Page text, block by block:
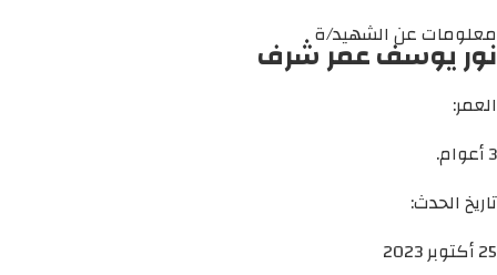
معلومات عن الشهيد/ة
نور يوسف عمر شرف
العمر:
3 أعوام.
تاريخ الحدث:
25 أكتوبر 2023